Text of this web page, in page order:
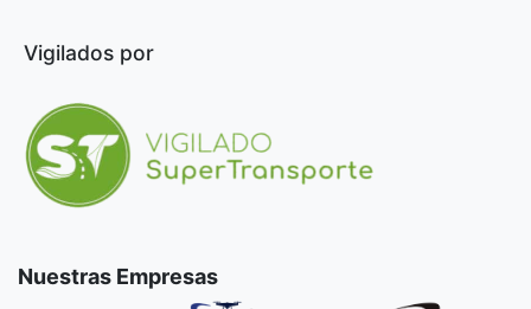
Vigilados por
Nuestras Empresas